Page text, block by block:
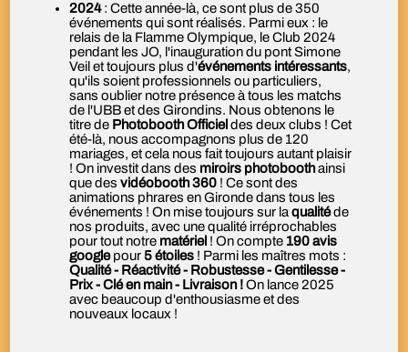
2024: Cette année-là, ce sont plus de 350
événements qui sont réalisés. Parmi eux : le
relais de la Flamme Olympique, le Club 2024
pendant les JO, l'inauguration du pont Simone
Veil et toujours plus d'événements intéressants,
qu'ils soient professionnels ou particuliers,
sans oublier notre présence à tous les matchs
de l'UBB et des Girondins. Nous obtenons le
titre de Photobooth Officiel des deux clubs ! Cet
été-là, nous accompagnons plus de 120
mariages, et cela nous fait toujours autant plaisir
! On investit dans des miroirs photoboothainsi
que desvidéobooth 360 ! Ce sont des
animations phrares en Gironde dans tous les
événements ! On mise toujours sur laqualitéde
nos produits, avec une qualité irréprochables
pour tout notre matériel ! On compte 190 avis
googlepour5 étoiles ! Parmi les maîtres mots :
Qualité - Réactivité - Robustesse - Gentilesse -
Prix - Clé en main - Livraison !On lance 2025
avec beaucoup d'enthousiasme et des
nouveaux locaux !